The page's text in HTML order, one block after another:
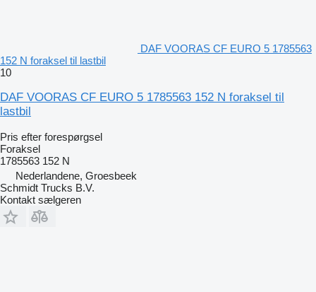
DAF VOORAS CF EURO 5 1785563
152 N foraksel til lastbil
10
DAF VOORAS CF EURO 5 1785563 152 N foraksel til
lastbil
Pris efter forespørgsel
Foraksel
1785563 152 N
Nederlandene, Groesbeek
Schmidt Trucks B.V.
Kontakt sælgeren